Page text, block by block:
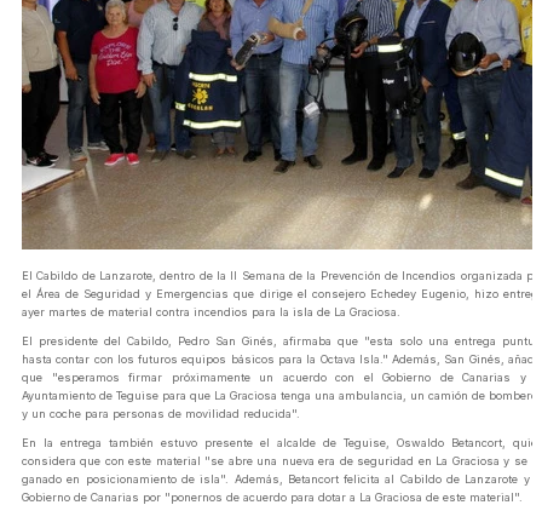
El Cabildo de Lanzarote, dentro de la II Semana de la Prevención de Incendios organizada
el Área de Seguridad y Emergencias que dirige el consejero Echedey Eugenio, hizo
ayer martes de material contra incendios para la isla de La Graciosa.
El presidente del Cabildo, Pedro San Ginés, afirmaba que "esta solo una entrega
hasta contar con los futuros equipos básicos para la Octava Isla." Además, San Ginés,
que "esperamos firmar próximamente un acuerdo con el Gobierno de Canarias y
Ayuntamiento de Teguise para que La Graciosa tenga una ambulancia, un camión de
y un coche para personas de movilidad reducida".
En la entrega también estuvo presente el alcalde de Teguise, Oswaldo Betancort,
considera que con este material "se abre una nueva era de seguridad en La Graciosa y se
ganado en posicionamiento de isla". Además, Betancort felicita al Cabildo de Lanzarote y
Gobierno de Canarias por "ponernos de acuerdo para dotar a La Graciosa de este material".